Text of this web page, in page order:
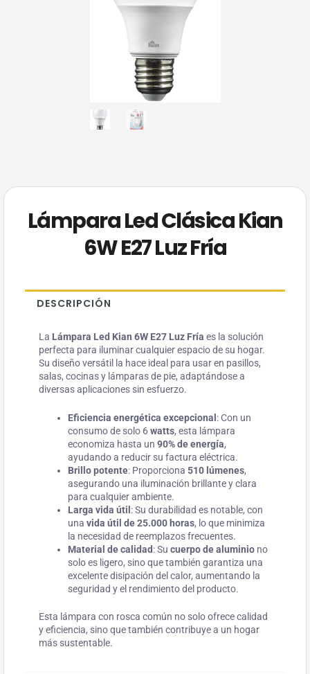
Lámpara Led Clásica Kian
6W E27 Luz Fría
DESCRIPCIÓN
La Lámpara Led Kian 6W E27 Luz Fría es la solución
perfecta para iluminar cualquier espacio de su hogar.
Su diseño versátil la hace ideal para usar en pasillos,
salas, cocinas y lámparas de pie, adaptándose a
diversas aplicaciones sin esfuerzo.
Eficiencia energética excepcional : Con un
consumo de solo 6watts, esta lámpara
economiza hasta un 90% de energía,
ayudando a reducir su factura eléctrica.
Brillo potente: Proporciona 510 lúmenes,
asegurando una iluminación brillante y clara
para cualquier ambiente.
Larga vida útil : Su durabilidad es notable, con
una vida útil de 25.000 horas, lo que minimiza
la necesidad de reemplazos frecuentes.
Material de calidad : Su cuerpo de aluminio no
solo es ligero, sino que también garantiza una
excelente disipación del calor, aumentando la
seguridad y el rendimiento del producto.
Esta lámpara con rosca común no solo ofrece calidad
y eficiencia, sino que también contribuye a un hogar
más sustentable.